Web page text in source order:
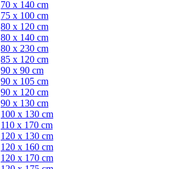
70 x 140 cm
75 x 100 cm
80 x 120 cm
80 x 140 cm
80 x 230 cm
85 x 120 cm
90 x 90 cm
90 x 105 cm
90 x 120 cm
90 x 130 cm
100 x 130 cm
110 x 170 cm
120 x 130 cm
120 x 160 cm
120 x 170 cm